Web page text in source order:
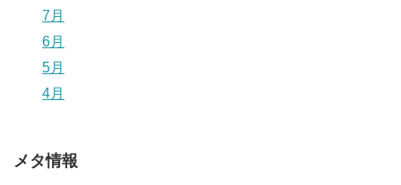
7月
6月
5月
4月
メタ情報